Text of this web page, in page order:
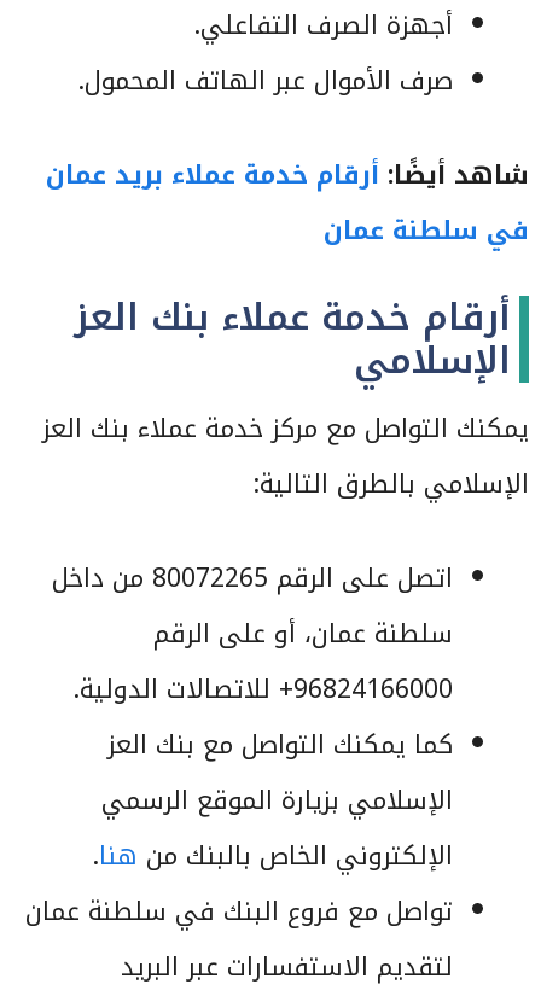
أجهزة الصرف التفاعلي.
صرف الأموال عبر الهاتف المحمول.
شاهد أيضًا: أرقام خدمة عملاء بريد عمان
في سلطنة عمان
أرقام خدمة عملاء بنك العز
الإسلامي
يمكنك التواصل مع مركز خدمة عملاء بنك العز
الإسلامي بالطرق التالية:
اتصل على الرقم 80072265 من داخل
سلطنة عمان، أو على الرقم
96824166000+ للاتصالات الدولية.
كما يمكنك التواصل مع بنك العز
الإسلامي بزيارة الموقع الرسمي
الإلكتروني الخاص بالبنك من هنا.
تواصل مع فروع البنك في سلطنة عمان
لتقديم الاستفسارات عبر البريد